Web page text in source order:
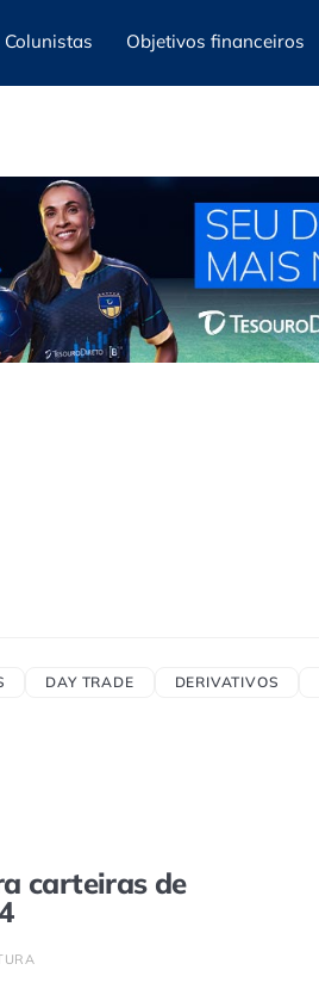
Colunistas Objetivos financeiros
DAY TRADE DERIVATIVOS
carteiras de